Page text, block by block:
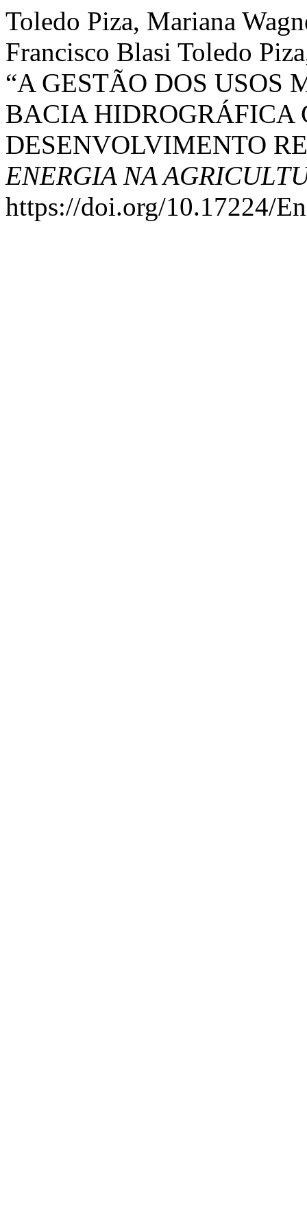
Toledo Piza, Mariana
Francisco Blasi Toledo
“A GESTÃO DOS USOS
BACIA HIDROGRÁFICA
DESENVOLVIMENTO
ENERGIA NA
https://doi.org/10.17224/